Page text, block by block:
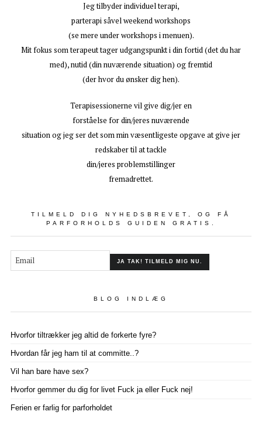
Jeg tilbyder individuel terapi,
parterapi såvel weekend workshops
(se mere under workshops i menuen).
Mit fokus som terapeut tager udgangspunkt i din fortid (det du har
med), nutid (din nuværende situation) og fremtid
(der hvor du ønsker dig hen).
Terapisessionerne vil give dig/jer en
forståelse for din/jeres nuværende
situation og jeg ser det som min væsentligeste opgave at give jer
redskaber til at tackle
din/jeres problemstillinger
fremadrettet.
TILMELD DIG NYHEDSBREVET, OG FÅ
PARFORHOLDS GUIDEN GRATIS.
BLOG INDLÆG
Hvorfor tiltrækker jeg altid de forkerte fyre?
Hvordan får jeg ham til at committe..?
Vil han bare have sex?
Hvorfor gemmer du dig for livet Fuck ja eller Fuck nej!
Ferien er farlig for parforholdet